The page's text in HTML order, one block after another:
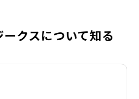
クスについて知る